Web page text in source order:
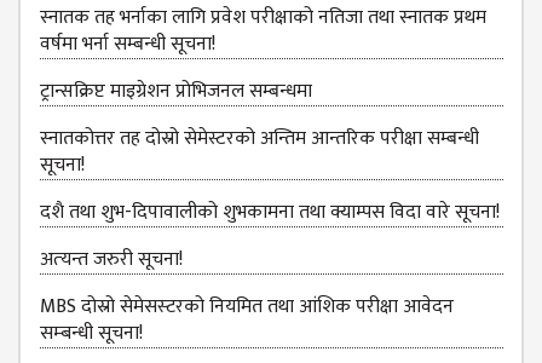
ENGLISH
DEPARTMENT
HUMANITIES &
SOCIAL
SCIENCE
DEPARTMENT
EDUCATION
DEPARTMENT
MANAGEMENT
DEPARTMENT
स्नातक तह भर्नाका लागि प्रवेश परीक्षाको नतिजा तथा स्नातक प्रथम
वर्षमा भर्ना सम्बन्धी सूचना!
ट्रान्सक्रिप्ट माइग्रेशन प्रोभिजनल सम्बन्धमा
स्नातकोत्तर तह दोस्रो सेमेस्टरको अन्तिम आन्तरिक परीक्षा सम्बन्धी
सूचना!
दशै तथा शुभ-दिपावालीको शुभकामना तथा क्याम्पस विदा वारे सूचना!
अत्‍यन्‍त जरुरी सूचना!
MBS दोस्रो सेमेसस्‍टरको नियमित तथा आंशिक परीक्षा आवेदन
सम्‍बन्धी सूचना!